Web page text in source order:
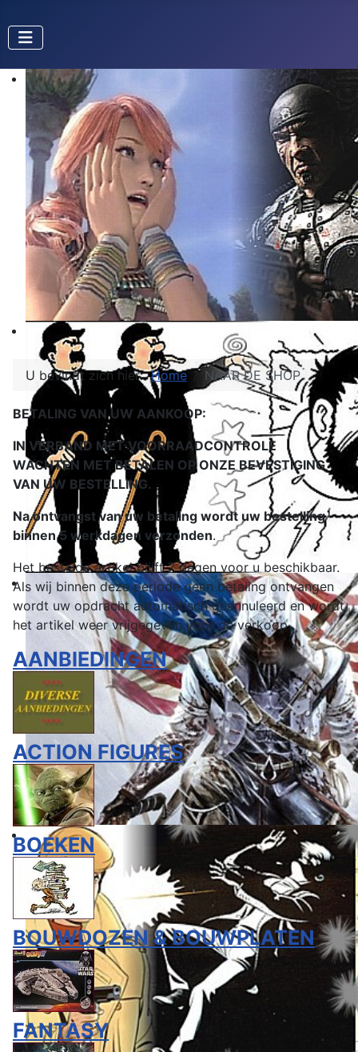
U bevindt zich hier:Home NAAR DE SHOP
BETALING VAN UW AANKOOP:
IN VERBAND MET VOORRAADCONTROLE
WACHTEN MET BETALEN OP ONZE BEVESTIGING
VAN UW BESTELLING.
Na ontvangst van uw betaling wordt uw bestelling
binnen 5 werkdagen verzonden.
Het bestelde artikel blijft 7 dagen voor u beschikbaar.
Als wij binnen deze periode geen betaling ontvangen
wordt uw opdracht automatisch geannuleerd en wordt
het artikel weer vrijgegeven voor de verkoop.
AANBIEDINGEN
ACTION FIGURES
BOEKEN
BOUWDOZEN & BOUWPLATEN
FANTASY